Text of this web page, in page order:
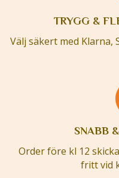
TRYGG &
Välj säkert med Klarna,
SNABB
Order före kl 12
fritt vid